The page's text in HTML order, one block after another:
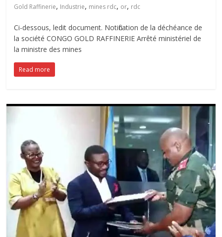
Gold Raffinerie, Industrie, mines rdc, or, rdc
Ci-dessous, ledit document. Notification de la déchéance de
la société CONGO GOLD RAFFINERIE Arrêté ministériel de
la ministre des mines
Read more